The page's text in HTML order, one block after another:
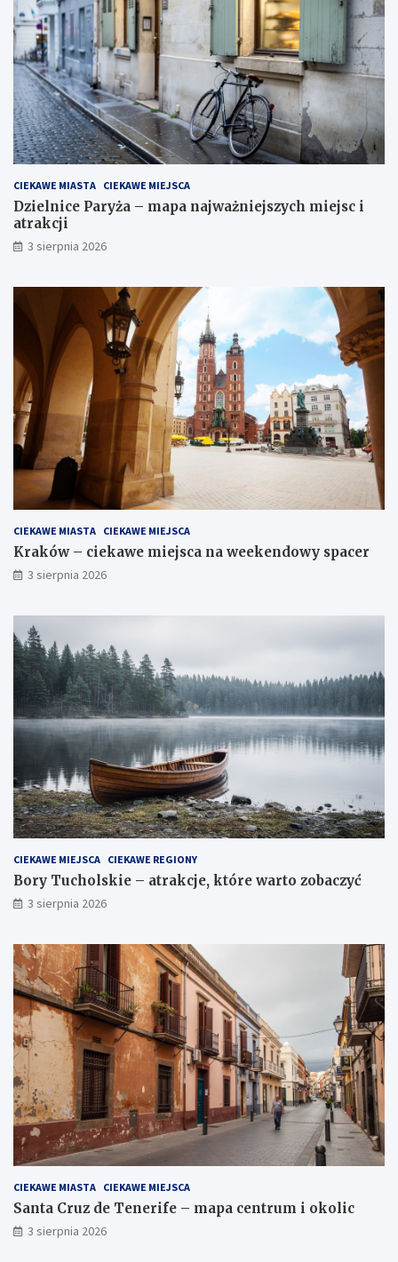
CIEKAWE MIASTA CIEKAWE MIEJSCA
Dzielnice Paryża – mapa najważniejszych miejsc i
atrakcji
3 sierpnia 2026
CIEKAWE MIASTA CIEKAWE MIEJSCA
Kraków – ciekawe miejsca na weekendowy spacer
3 sierpnia 2026
CIEKAWE MIEJSCA CIEKAWE REGIONY
Bory Tucholskie – atrakcje, które warto zobaczyć
3 sierpnia 2026
CIEKAWE MIASTA CIEKAWE MIEJSCA
Santa Cruz de Tenerife – mapa centrum i okolic
3 sierpnia 2026